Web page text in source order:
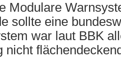
Modulare
sollte eine
war laut BBK
nicht